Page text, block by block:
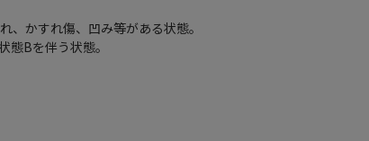
、かすれ傷、凹み等がある状態。
態Bを伴う状態。